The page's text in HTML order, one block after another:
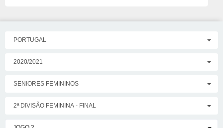
PORTUGAL
2020/2021
SENIORES FEMININOS
2ª DIVISÃO FEMININA - FINAL